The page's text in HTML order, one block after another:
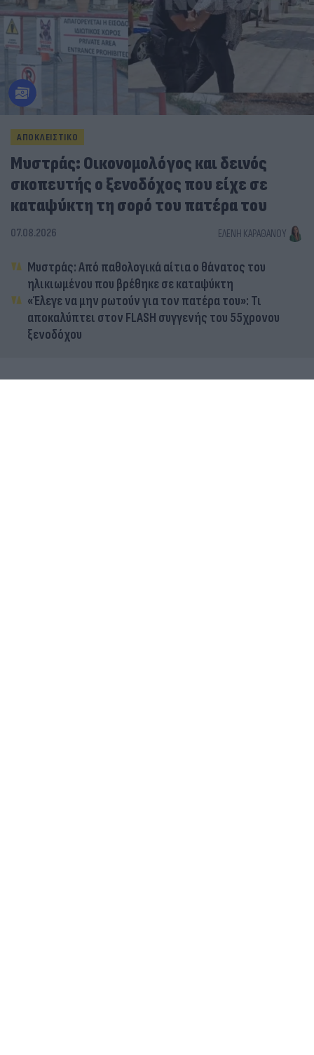
ΑΠΟΚΛΕΙΣΤΙΚΟ
Μυστράς: Οικονομολόγος και δεινός
σκοπευτής ο ξενοδόχος που είχε σε
καταψύκτη τη σορό του πατέρα του
07.08.2026 ΕΛΈΝΗ ΚΑΡΑΘΆΝΟΥ
Μυστράς: Από παθολογικά αίτια ο θάνατος του
ηλικιωμένου που βρέθηκε σε καταψύκτη
«Έλεγε να μην ρωτούν για τον πατέρα του»: Τι
αποκαλύπτει στον FLASH συγγενής του 55χρονου
ξενοδόχου